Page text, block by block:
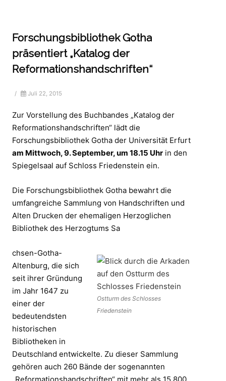
Forschungsbibliothek Gotha
präsentiert „Katalog der
Reformationshandschriften“
/ Juli 22, 2015
Zur Vorstellung des Buchbandes „Katalog der
Reformationshandschriften“ lädt die
Forschungsbibliothek Gotha der Universität Erfurt
am Mittwoch, 9. September, um 18.15 Uhr in den
Spiegelsaal auf Schloss Friedenstein ein.
Die Forschungsbibliothek Gotha bewahrt die
umfangreiche Sammlung von Handschriften und
Alten Drucken der ehemaligen Herzoglichen
Bibliothek des Herzogtums Sa
Ostturm des Schlosses
Friedenstein
chsen-Gotha-
Altenburg, die sich
seit ihrer Gründung
im Jahr 1647 zu
einer der
bedeutendsten
historischen
Bibliotheken in
Deutschland entwickelte. Zu dieser Sammlung
gehören auch 260 Bände der sogenannten
„Reformationshandschriften“ mit mehr als 15.800